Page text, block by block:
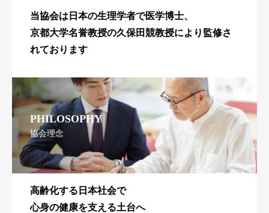
当協会は日本の生理学者で医学博士、
京都大学名誉教授の久保田競教授により監修さ
れております
PHILOSOPHY
協会理念
高齢化する日本社会で
心身の健康を支える土台へ